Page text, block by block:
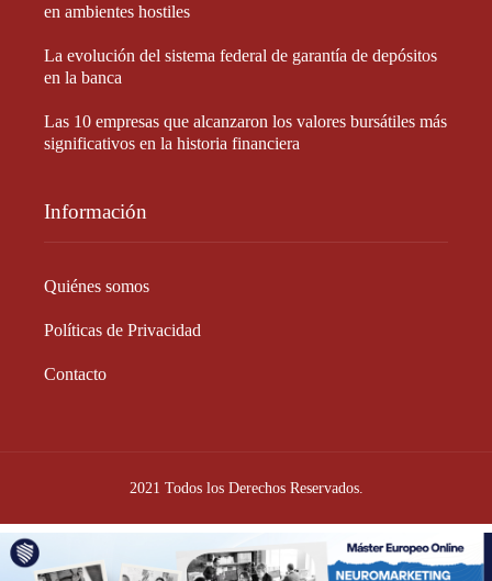
en ambientes hostiles
La evolución del sistema federal de garantía de depósitos
en la banca
Las 10 empresas que alcanzaron los valores bursátiles más
significativos en la historia financiera
Información
Quiénes somos
Políticas de Privacidad
Contacto
2021 Todos los Derechos Reservados.